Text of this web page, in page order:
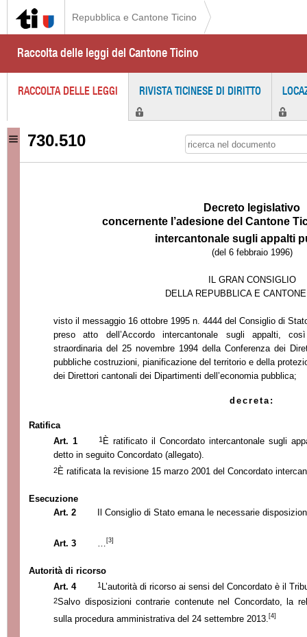
Repubblica e Cantone Ticino
Raccolta delle leggi del Cantone Ticino
RACCOLTA DELLE LEGGI RIVISTA TICINESE DI DIRITTO
730.510
Decreto legislativo
concernente l’adesione del Cantone
intercantonale sugli appalti
(del 6 febbraio 1996)
IL GRAN CONSIGLIO
DELLA REPUBBLICA E
visto il messaggio 16 ottobre 1995 n. 4444 del Consiglio di
preso atto dell’Accordo intercantonale sugli appalti,
straordinaria del 25 novembre 1994 della Conferenza dei
pubbliche costruzioni, pianificazione del territorio e della
dei Direttori cantonali dei Dipartimenti dell’economia pubblica;
decreta:
Ratifica
Art. 1
1 È ratificato il Concordato intercantonale sugli
detto in seguito Concordato (allegato).
2È ratificata la revisione 15 marzo 2001 del Concordato
Esecuzione
Art. 2
Il Consiglio di Stato emana le necessarie
Art. 3 …[3]
Autorità di ricorso
Art. 4
1 L’autorità di ricorso ai sensi del Concordato è il
2Salvo disposizioni contrarie contenute nel Concordato, la
sulla procedura amministrativa del 24 settembre 2013. [4]